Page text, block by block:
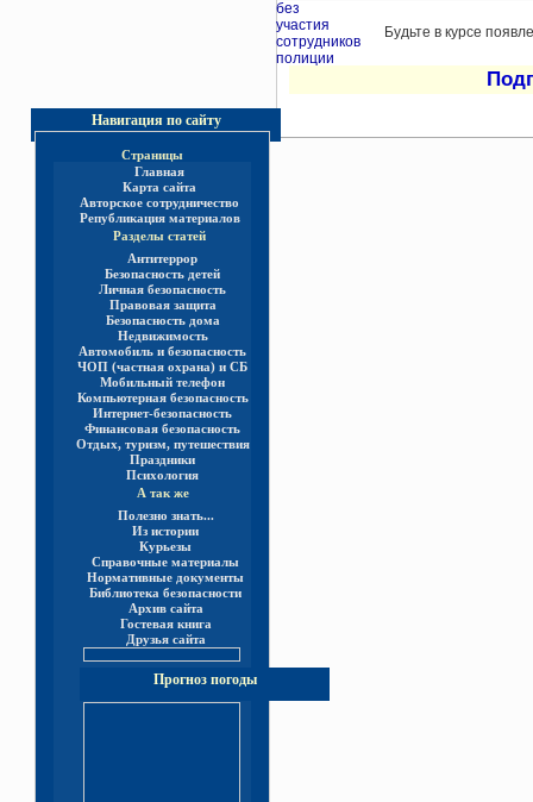
Будьте в курсе
Навигация по сайту
Страницы
Главная
Карта сайта
Авторское сотрудничество
Републикация материалов
Разделы статей
Антитеррор
Безопасность детей
Личная безопасность
Правовая защита
Безопасность дома
Недвижимость
Автомобиль и безопасность
ЧОП (частная охрана) и СБ
Мобильный телефон
Компьютерная безопасность
Интернет-безопасность
Финансовая безопасность
Отдых, туризм, путешествия
Праздники
Психология
А так же
Полезно знать...
Из истории
Курьезы
Справочные материалы
Нормативные документы
Библиотека безопасности
Архив сайта
Гостевая книга
Друзья сайта
Прогноз погоды